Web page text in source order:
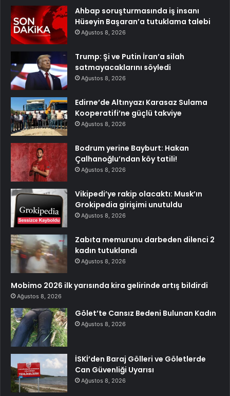
Ahbap soruşturmasında iş insanı
Hüseyin Başaran’a tutuklama talebi
Ağustos 8, 2026
Trump: Şi ve Putin İran’a silah
satmayacaklarını söyledi
Ağustos 8, 2026
Edirne’de Altınyazı Karasaz Sulama
Kooperatifi’ne güçlü takviye
Ağustos 8, 2026
Bodrum yerine Bayburt: Hakan
Çalhanoğlu’ndan köy tatili!
Ağustos 8, 2026
Vikipedi’ye rakip olacaktı: Musk’ın
Grokipedia girişimi unutuldu
Ağustos 8, 2026
Zabıta memurunu darbeden dilenci 2
kadın tutuklandı
Ağustos 8, 2026
Mobimo 2026 ilk yarısında kira gelirinde artış bildirdi
Ağustos 8, 2026
Gölet’te Cansız Bedeni Bulunan Kadın
Ağustos 8, 2026
İSKİ’den Baraj Gölleri ve Göletlerde
Can Güvenliği Uyarısı
Ağustos 8, 2026